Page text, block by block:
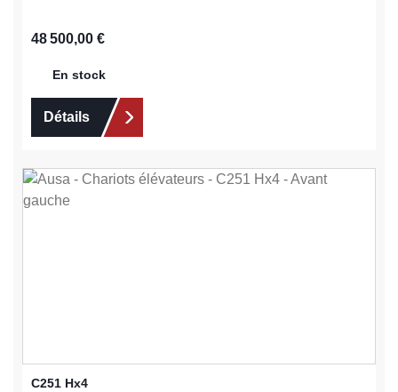
Prix régulier :
48 500,00 €
En stock
Détails
C251 Hx4